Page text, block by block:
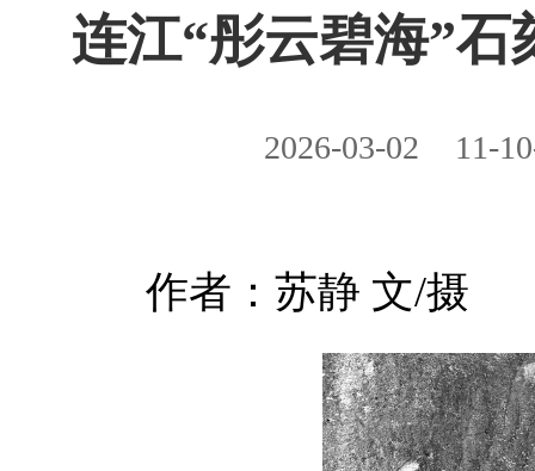
连江“彤云碧海”
2026-03-02 11-
作者：苏静 文/摄